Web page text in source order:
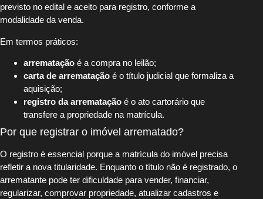
previsto no edital e aceito para registro, conforme a
modalidade da venda.
Em termos práticos:
arrematação é a compra no leilão;
carta de arrematação é o título judicial que formaliza a
aquisição;
registro da arrematação é o ato cartorário que
transfere a propriedade na matrícula.
Por que registrar o imóvel arrematado?
O registro é essencial porque a matrícula do imóvel precisa
refletir a nova titularidade. Enquanto o título não é registrado, o
arrematante pode ter dificuldade para vender, financiar,
regularizar, comprovar propriedade, atualizar cadastros e